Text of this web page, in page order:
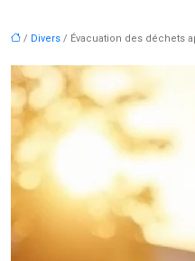
/ Divers / Évacuation des déchets